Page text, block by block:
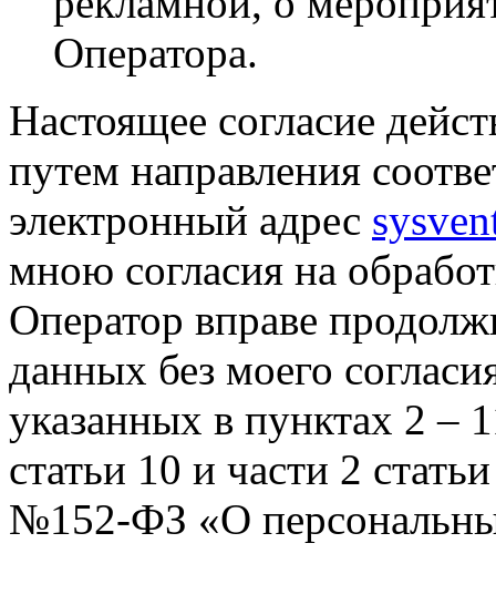
Оператора.
Настоящее согласие
путем направления
электронный адрес
мною согласия на
Оператор вправе
данных без моего
указанных в пунктах 2 –
статьи 10 и части 2
№152-ФЗ «О